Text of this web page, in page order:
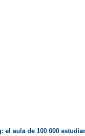
el aula de 100 000